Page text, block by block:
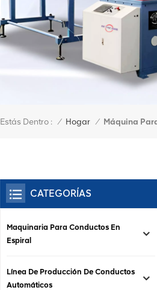
Estás Dentro : / Hogar / Máquina
CATEGORÍAS
Maquinaria Para Conductos En
Espiral
Línea De Producción De Conductos
Automáticos